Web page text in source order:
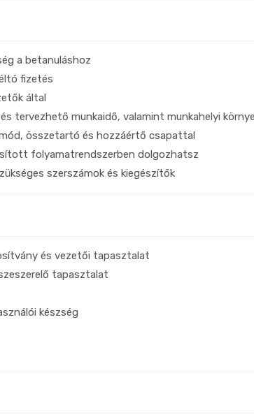
a betanuláshoz
fizetés
által
tervezhető munkaidő, valamint munkahelyi
összetartó és hozzáértő csapattal
folyamatrendszerben dolgozhatsz
szerszámok és kiegészítők
és vezetői tapasztalat
tapasztalat
készség